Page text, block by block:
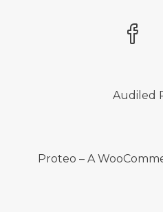
Audiled
Proteo – A